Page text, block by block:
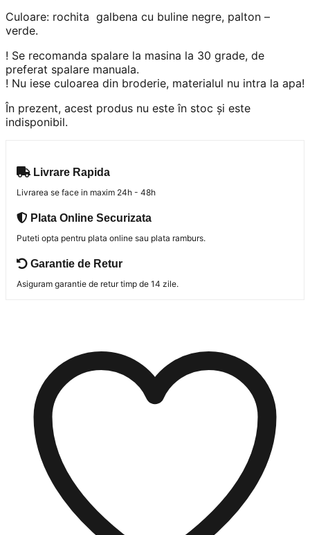
Culoare: rochita galbena cu buline negre, palton –
verde.
! Se recomanda spalare la masina la 30 grade, de
preferat spalare manuala.
! Nu iese culoarea din broderie, materialul nu intra la apa!
În prezent, acest produs nu este în stoc și este
indisponibil.
Livrare Rapida
Livrarea se face in maxim 24h - 48h
Plata Online Securizata
Puteti opta pentru plata online sau plata ramburs.
Garantie de Retur
Asiguram garantie de retur timp de 14 zile.